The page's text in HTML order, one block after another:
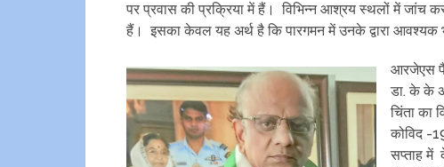
पर प्रवास की प्रक्रिया में हैं। विभिन्न आश्रय स्थलों में जांच
हैं। इसका केवल यह अर्थ है कि पारगमन में उनके द्वारा आवश्यक
आरजेएस
डा. के के
चिंता का
कोविद -
सप्ताह में